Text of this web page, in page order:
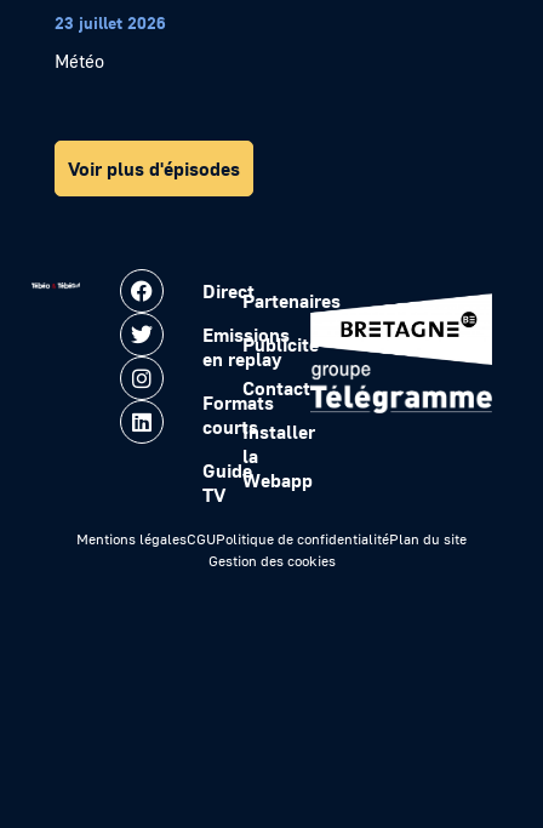
23 juillet 2026
Météo
Voir plus d'épisodes
Direct
Emissions
en replay
Formats
courts
Guide
TV
Partenaires
Publicité
Contact
Installer
la
Webapp
Mentions légalesCGUPolitique de confidentialitéPlan du site
Gestion des cookies